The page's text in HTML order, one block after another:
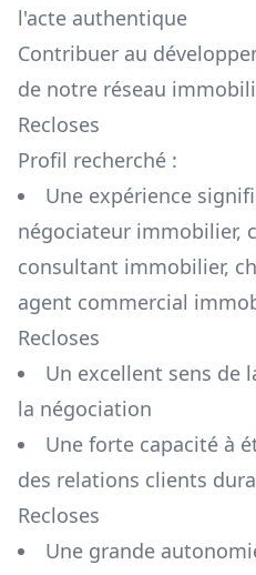
l'acte authentique
Contribuer au
de notre réseau
Recloses
Profil recherché :
Une expérience
négociateur immobilier,
consultant immobilier,
agent commercial
Recloses
Un excellent sens de
la négociation
Une forte capacité à
des relations clients
Recloses
Une grande